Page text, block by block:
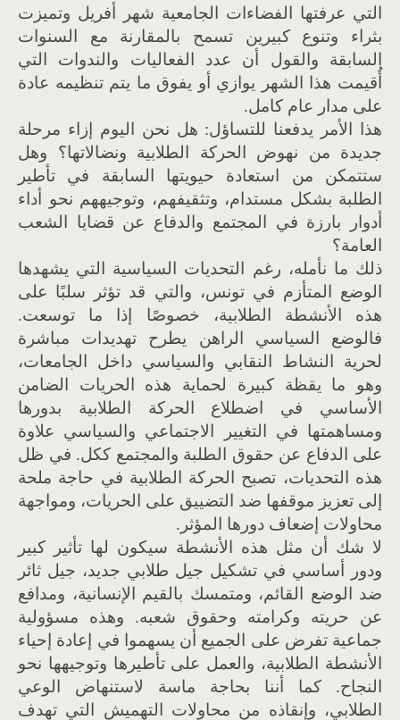
التي عرفتها الفضاءات الجامعية شهر أفريل وتميزت
بثراء وتنوع كبيرين تسمح بالمقارنة مع السنوات
السابقة والقول أن عدد الفعاليات والندوات التي
أُقيمت هذا الشهر يوازي أو يفوق ما يتم تنظيمه عادة
على مدار عام كامل.
هذا الأمر يدفعنا للتساؤل: هل نحن اليوم إزاء مرحلة
جديدة من نهوض الحركة الطلابية ونضالاتها؟ وهل
ستتمكن من استعادة حيويتها السابقة في تأطير
الطلبة بشكل مستدام، وتثقيفهم، وتوجيههم نحو أداء
أدوار بارزة في المجتمع والدفاع عن قضايا الشعب
العامة؟
ذلك ما نأمله، رغم التحديات السياسية التي يشهدها
الوضع المتأزم في تونس، والتي قد تؤثر سلبًا على
هذه الأنشطة الطلابية، خصوصًا إذا ما توسعت.
فالوضع السياسي الراهن يطرح تهديدات مباشرة
لحرية النشاط النقابي والسياسي داخل الجامعات،
وهو ما يقظة كبيرة لحماية هذه الحريات الضامن
الأساسي في اضطلاع الحركة الطلابية بدورها
ومساهمتها في التغيير الاجتماعي والسياسي علاوة
على الدفاع عن حقوق الطلبة والمجتمع ككل. في ظل
هذه التحديات، تصبح الحركة الطلابية في حاجة ملحة
إلى تعزيز موقفها ضد التضييق على الحريات، ومواجهة
محاولات إضعاف دورها المؤثر.
لا شك أن مثل هذه الأنشطة سيكون لها تأثير كبير
ودور أساسي في تشكيل جيل طلابي جديد، جيل ثائر
ضد الوضع القائم، ومتمسك بالقيم الإنسانية، ومدافع
عن حريته وكرامته وحقوق شعبه. وهذه مسؤولية
جماعية تفرض على الجميع أن يسهموا في إعادة إحياء
الأنشطة الطلابية، والعمل على تأطيرها وتوجيهها نحو
النجاح. كما أننا بحاجة ماسة لاستنهاض الوعي
الطلابي، وإنقاذه من محاولات التهميش التي تهدف